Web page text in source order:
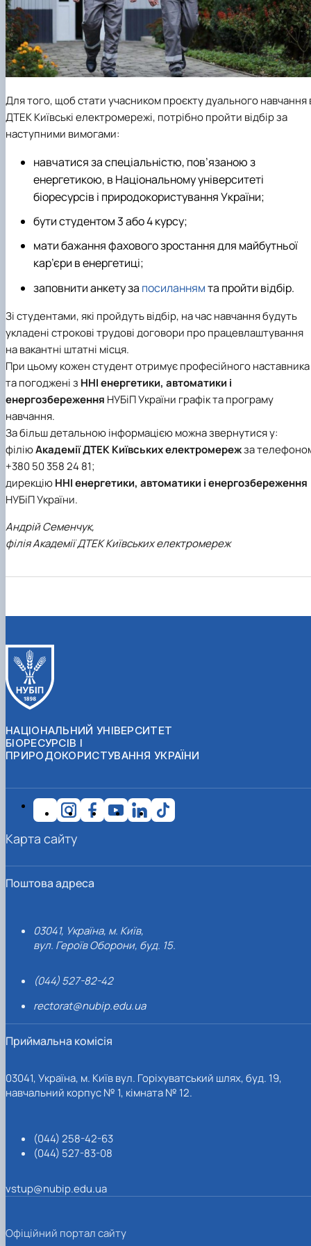
Для того, щоб стати учасником проєкту дуального навчання
ДТЕК Київські електромережі, потрібно пройти відбір за
наступними вимогами:
навчатися за спеціальністю, пов’язаною з
енергетикою, в Національному університеті
біоресурсів і природокористування України;
бути студентом 3 або 4 курсу;
мати бажання фахового зростання для майбутньої
кар’єри в енергетиці;
заповнити анкету за посиланнямта пройти відбір.
Зі студентами, які пройдуть відбір, на час навчання будуть
укладені строкові трудові договори про працевлаштування
на вакантні штатні місця.
При цьому кожен студент отримує професійного наставника
та погоджені з ННІ енергетики, автоматики і
енергозбереження НУБіП України графік та програму
навчання.
За більш детальною інформацією можна звернутися у:
філіюАкадемії ДТЕК Київських електромережза
+380 50 358 24 81;
дирекціюННІ енергетики, автоматики і енергозбереження
НУБіП України.
Андрій Семенчук,
філія Академії ДТЕК Київських електромереж
НАЦІОНАЛЬНИЙ УНІВЕРСИТЕТ
БІОРЕСУРСІВ І
ПРИРОДОКОРИСТУВАННЯ УКРАЇНИ
Поштова адреса
03041, Україна, м. Київ,
вул. Героїв Оборони, буд. 15.
(044) 527-82-42
rectorat@nubip.edu.ua
Приймальна комісія
03041, Україна, м. Київ вул. Горіхуватський шлях, буд. 19,
навчальний корпус № 1, кімната № 12.
(044) 258-42-63
(044) 527-83-08
vstup@nubip.edu.ua
Карта сайту
Офіційний портал сайту